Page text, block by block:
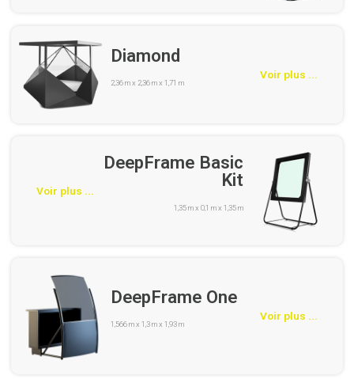
Diamond
2,36 m x 2,36 m x 1,71 m
Voir plus ...
Voir plus ...
DeepFrame Basic
Kit
1,35 m x 0,1 m x 1,35 m
DeepFrame One
1,566 m x 1,3 m x 1,93 m
Voir plus ...